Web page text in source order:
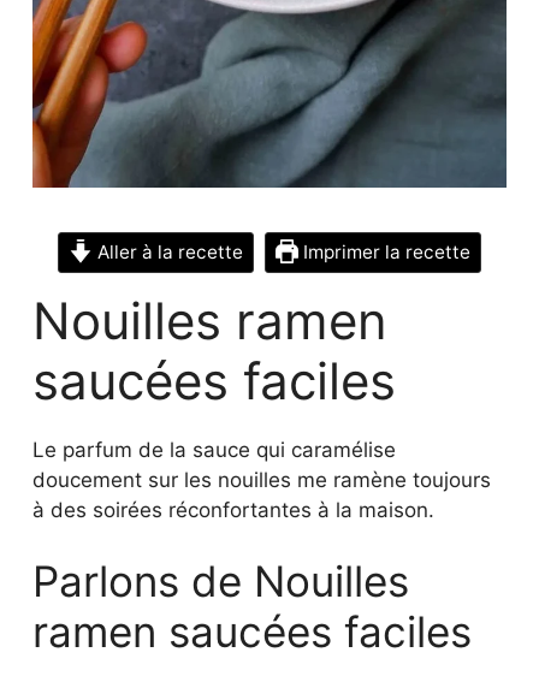
Aller à la recette Imprimer la recette
Nouilles ramen
saucées faciles
Le parfum de la sauce qui caramélise
doucement sur les nouilles me ramène toujours
à des soirées réconfortantes à la maison.
Parlons de Nouilles
ramen saucées faciles